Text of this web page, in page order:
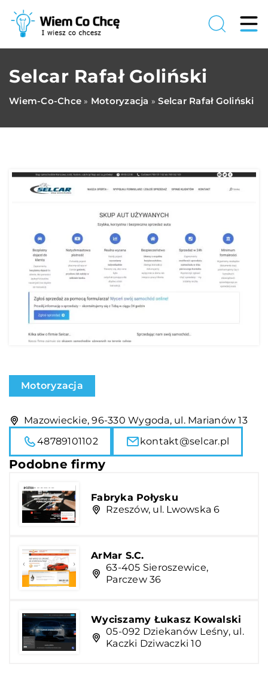
Selcar Rafał Goliński
Wiem-Co-Chce » Motoryzacja »Selcar Rafał Goliński
Motoryzacja
Mazowieckie, 96-330 Wygoda, ul. Marianów 13
48789101102
kontakt@selcar.pl
Podobne firmy
Fabryka Połysku
Rzeszów, ul. Lwowska 6
ArMar S.C.
63-405 Sieroszewice,
Parczew 36
Wyciszamy Łukasz Kowalski
05-092 Dziekanów Leśny, ul.
Kaczki Dziwaczki 10